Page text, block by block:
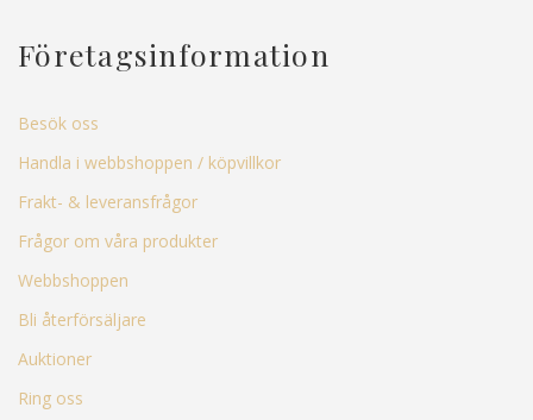
Företagsinformation
Besök oss
Handla i webbshoppen / köpvillkor
Frakt- & leveransfrågor
Frågor om våra produkter
Webbshoppen
Bli återförsäljare
Auktioner
Ring oss